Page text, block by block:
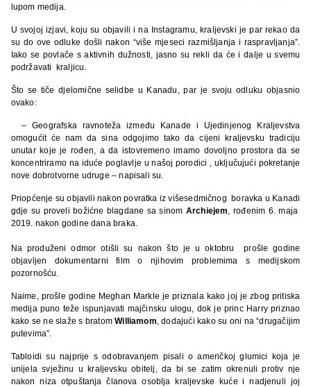
lupom medija.
U svojoj izjavi, koju su objavili i na Instagramu, kraljevski je par rekao da
su do ove odluke došli nakon “više mjeseci razmišljanja i raspravljanja”.
Iako se povlače s aktivnih dužnosti, jasno su rekli da će i dalje u svemu
podržavati kraljicu.
Što se tiče djelomične selidbe u Kanadu, par je svoju odluku objasnio
ovako:
– Geografska ravnoteža između Kanade i Ujedinjenog Kraljevstva
omogućit će nam da sina odgojimo tako da cijeni kraljevsku tradiciju
unutar koje je rođen, a da istovremeno imamo dovoljno prostora da se
koncentriramo na iduće poglavlje u našoj porodici , uključujući pokretanje
nove dobrotvorne udruge – napisali su.
Priopćenje su objavili nakon povratka iz višesedmičnog boravka u Kanadi
gdje su proveli božićne blagdane sa sinom Archiejem
, rođenim 6. maja
2019. nakon godine dana braka.
Na produženi odmor otišli su nakon što je u oktobru prošle godine
objavljen dokumentarni film o njihovim problemima s medijskom
pozornošću.
Naime, prošle godine Meghan Markle je priznala kako joj je zbog pritiska
medija puno teže ispunjavati majčinsku ulogu, dok je princ Harry priznao
kako se ne slaže s bratomWilliamom , dodajući kako su oni na “drugačijim
putevima”.
Tabloidi su najprije s odobravanjem pisali o američkoj glumici koja je
unijela svježinu u kraljevsku obitelj, da bi se zatim okrenuli protiv nje
nakon niza otpuštanja članova osoblja kraljevske kuće i nadjenuli joj